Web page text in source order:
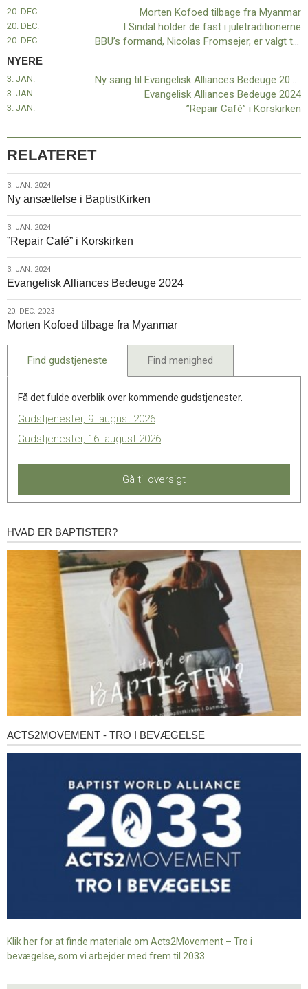
Du
kan
lytte
med
her
Forrige
indlæg:
Morten
fra
Myanmar
20. DEC. Morten Kofoed tilbage fra Myanmar
20. DEC. I Sindal holder de fast i juletraditionerne
20. DEC. BBU’s formand, Nicolas Fromsejer, er valgt til styrelsen i DUF
NYERE
Ny sang til Evangelisk Alliances Bedeuge 2024 – Du kan lytte med her
3. JAN.
Evangelisk Alliances Bedeuge 2024
3. JAN.
”Repair Café” i Korskirken
3. JAN.
RELATERET
3.
jan.
2024
3. JAN. 2024
Ny ansættelse i BaptistKirken
3.
jan.
2024
3. JAN. 2024
”Repair Café” i Korskirken
3.
jan.
2024
3. JAN. 2024
Evangelisk Alliances Bedeuge 2024
20.
dec.
2023
20. DEC. 2023
Morten Kofoed tilbage fra Myanmar
Find gudstjeneste Find menighed
Få det fulde overblik over kommende gudstjenester.
Gudstjenester, 9. august 2026
Gudstjenester, 16. august 2026
Gå til oversigt
Hvad
HVAD ER BAPTISTER?
Acts2Movement
ACTS2MOVEMENT - TRO I BEVÆGELSE
Klik her for at finde materiale om Acts2Movement – Tro i
bevægelse, som vi arbejder med frem til 2033.